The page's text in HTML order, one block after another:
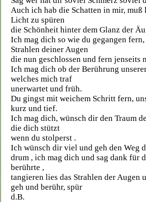
Auch ich hab die Schatten in mir, muß
Licht zu spüren
die Schönheit hinter dem Glanz der
Ich mag dich so wie du gegangen
Strahlen deiner Augen
die nun geschlossen und fern jenseits
Ich mag dich ob der Berührung
welches mich traf
unerwartet und früh.
Du gingst mit weichem Schritt fern,
kurz und tief.
Ich mag dich, wünsch dir den Traum
die dich stützt
wenn du stolperst .
Ich wünsch dir viel und geh den Weg
drum , ich mag dich und sag dank für
berührte ,
tangieren lies das Strahlen der Augen
geh und berühr, spür
d.B.